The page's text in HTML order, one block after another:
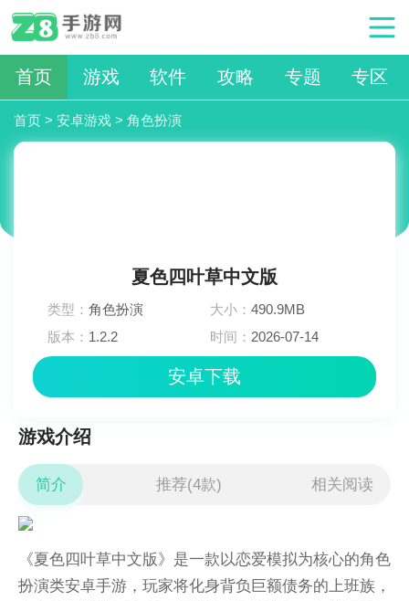
首页 游戏 软件 攻略 专题 专区
首页 > 安卓游戏 > 角色扮演
夏色四叶草中文版
类型：角色扮演 大小：490.9MB
版本： 1.2.2 时间： 2026-07-14
安卓下载
游戏介绍
简介 推荐(4款) 相关阅读
《夏色四叶草中文版》是一款以恋爱模拟为核心的角色
扮演类安卓手游，玩家将化身背负巨额债务的上班族，